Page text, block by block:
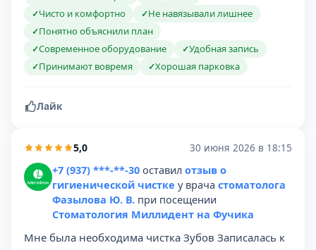
✓Чисто и комфортно ✓Не навязывали лишнее
✓Понятно объяснили план
✓Современное оборудование ✓Удобная запись
✓Принимают вовремя ✓Хорошая парковка
Лайк
5,0 30 июня 2026 в 18:15
+7 (937) ***-**-30 оставил отзыв о
гигиенической чистке у врача стоматолога
Фазылова Ю. В. при посещении
Стоматология Миллидент на Фучика
Мне была необходима чистка Зубов Записалась к